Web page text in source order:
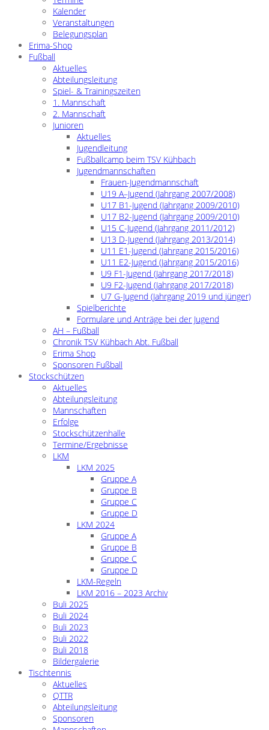
Kalender
Veranstaltungen
Belegungsplan
Erima-Shop
Fußball
Aktuelles
Abteilungsleitung
Spiel- & Trainingszeiten
1. Mannschaft
2. Mannschaft
Junioren
Aktuelles
Jugendleitung
Fußballcamp beim TSV Kühbach
Jugendmannschaften
Frauen-Jugendmannschaft
U19 A–Jugend (Jahrgang 2007/2008)
U17 B1-Jugend (Jahrgang 2009/2010)
U17 B2-Jugend (Jahrgang 2009/2010)
U15 C-Jugend (Jahrgang 2011/2012)
U13 D-Jugend (Jahrgang 2013/2014)
U11 E1-Jugend (Jahrgang 2015/2016)
U11 E2-Jugend (Jahrgang 2015/2016)
U9 F1-Jugend (Jahrgang 2017/2018)
U9 F2-Jugend (Jahrgang 2017/2018)
U7 G-Jugend (Jahrgang 2019 und jünger)
Spielberichte
Formulare und Anträge bei der Jugend
AH – Fußball
Chronik TSV Kühbach Abt. Fußball
Erima Shop
Sponsoren Fußball
Stockschützen
Aktuelles
Abteilungsleitung
Mannschaften
Erfolge
Stockschützenhalle
Termine/Ergebnisse
LKM
LKM 2025
Gruppe A
Gruppe B
Gruppe C
Gruppe D
LKM 2024
Gruppe A
Gruppe B
Gruppe C
Gruppe D
LKM-Regeln
LKM 2016 – 2023 Archiv
Buli 2025
Buli 2024
Buli 2023
Buli 2022
Buli 2018
Bildergalerie
Tischtennis
Aktuelles
QTTR
Abteilungsleitung
Sponsoren